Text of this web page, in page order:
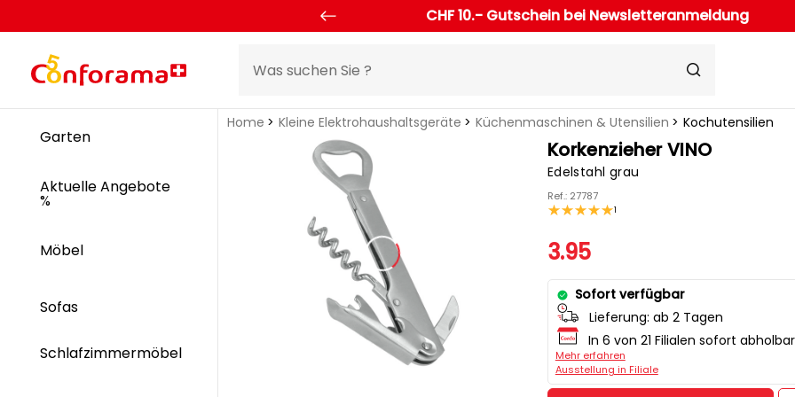
CHF 10.- Gutschein bei Newsletteranmeldung
Garten
Aktuelle Angebote
%
Möbel
Sofas
Schlafzimmermöbel
Home Kleine Elektrohaushaltsgeräte Küchenmaschinen & Utensilien Kochutensilien
Korkenzieher VINO
Edelstahl grau
Ref.: 27787
1
3.95
Sofort verfügbar
Lieferung: ab 2 Tagen
In 6 von 21 Filialen sofort abholbar
Mehr erfahren
Ausstellung in Filiale